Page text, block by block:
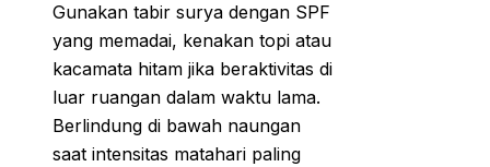
Gunakan tabir surya dengan SPF
yang memadai, kenakan topi atau
kacamata hitam jika beraktivitas di
luar ruangan dalam waktu lama.
Berlindung di bawah naungan
saat intensitas matahari paling